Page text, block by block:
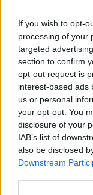
If you wish to opt-
processing of your
targeted
section to confirm
opt-out request is
interest-based ads
us or personal
your opt-out. You
disclosure of your
IAB’s list of
also be disclosed
Downstream
svårslagetom
sommar.
Badbyxorna
Mörkblå